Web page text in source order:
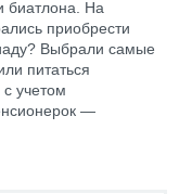
биатлона. На
приобрести
Выбрали самые
питаться
учетом
—